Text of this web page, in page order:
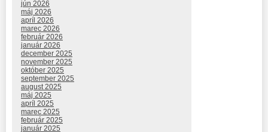
jún 2026
máj 2026
apríl 2026
marec 2026
február 2026
január 2026
december 2025
november 2025
október 2025
september 2025
august 2025
máj 2025
apríl 2025
marec 2025
február 2025
január 2025